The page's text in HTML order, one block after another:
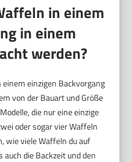
in einem
in einem
werden?
einem einzigen Backvorgang
von der Bauart und Größe
die nur eine einzige
oder sogar vier Waffeln
wie viele Waffeln du auf
die Backzeit und den